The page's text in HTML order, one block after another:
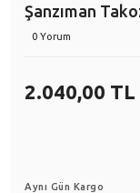
Şanzıman
0 Yorum
2.040,00 TL
Aynı Gün Kargo